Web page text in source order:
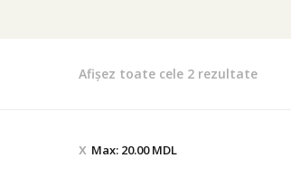
Afișez toate cele 2 rezultateSortat
Max: 20.00MDL